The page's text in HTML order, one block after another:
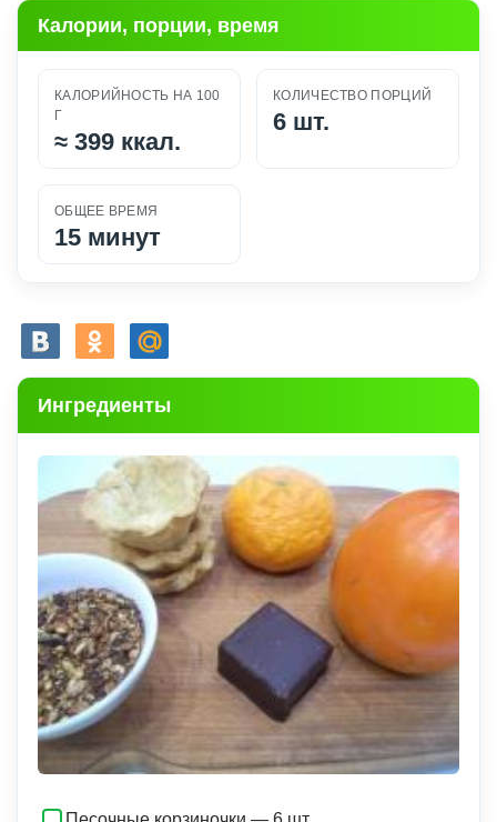
Калории, порции, время
КАЛОРИЙНОСТЬ НА 100
Г
≈ 399 ккал.
КОЛИЧЕСТВО ПОРЦИЙ
6 шт.
ОБЩЕЕ ВРЕМЯ
15 минут
Ингредиенты